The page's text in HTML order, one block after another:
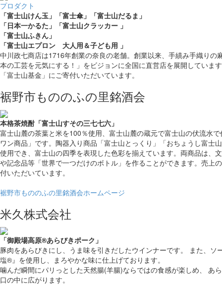
プロダクト
「富士山けん玉」
「富士傘」
「富士山だるま」
「日本一かるた」
「富士山クラッカー 」
「富士山ふきん」
「富士山エプロン 大人用＆子ども用 」
中川政七商店は1716年創業の奈良の老舗。創業以来、手績み手織りの
本の工芸を元気にする！」をビジョンに全国に直営店を展開していま
「富士山基金」にご寄付いただいています。
裾野市もののふの里銘酒会
本格茶焼酎「富士山すその三七七六」
富士山麓の茶葉と米を100％使用、富士山麓の蔵元で富士山の伏流水
ワン商品」です。陶器入り商品「富士山とっくり」「おちょうし富士
使用でき、富士山の四季を表現した色彩を揃えています。両商品は、
や記念品等「世界で一つだけのボトル」を作ることができます。売上
付いただいています。
裾野市もののふの里銘酒会ホームページ
米久株式会社
「御殿場高原®あらびきポーク 」
豚肉をあらびきにし、うま味を引きだしたウインナーです。 また、ソ
塩®』を使用し、まろやかな味に仕上げております。
噛んだ瞬間にパリっとした天然腸(羊腸)ならではの食感が楽しめ、 あ
口の中に広がります。